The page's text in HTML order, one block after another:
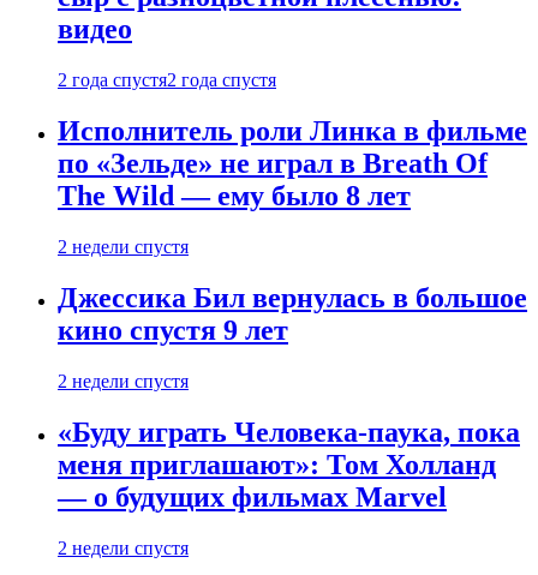
видео
2 года спустя2 года спустя
Исполнитель роли Линка в фильме
по «Зельде» не играл в Breath Of
The Wild — ему было 8 лет
2 недели спустя
Джессика Бил вернулась в большое
кино спустя 9 лет
2 недели спустя
«Буду играть Человека-паука, пока
меня приглашают»: Том Холланд
— о будущих фильмах Marvel
2 недели спустя